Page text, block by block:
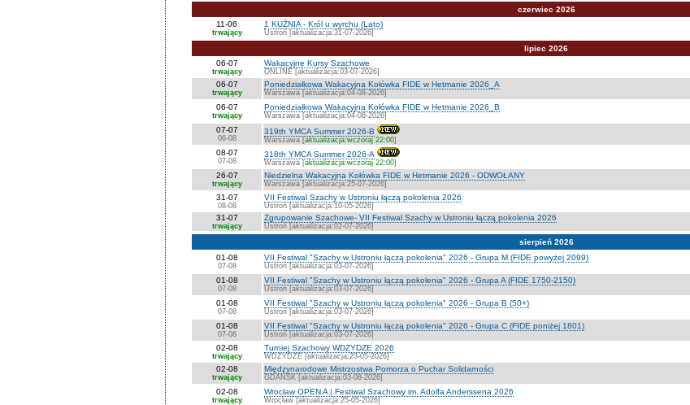
czerwiec 2026
11-06
trwający
1 KUŹNIA - Król u wyrchu (Lato)
Ustroń [aktualizacja:31-07-2026]
lipiec 2026
06-07
trwający
Wakacyjne Kursy Szachowe
ONLINE [aktualizacja:03-07-2026]
06-07
trwający
Poniedziałkowa Wakacyjna Kołówka FIDE w Hetmanie 2026_A
Warszawa [aktualizacja:04-08-2026]
06-07
trwający
Poniedziałkowa Wakacyjna Kołówka FIDE w Hetmanie 2026_B
Warszawa [aktualizacja:04-08-2026]
07-07
06-08
319th YMCA Summer 2026-B
Warszawa [aktualizacja:wczoraj 22:00]
08-07
07-08
318th YMCA Summer 2026-A
Warszawa [aktualizacja:wczoraj 22:00]
26-07
trwający
Niedzielna Wakacyjna Kołówka FIDE w Hetmanie 2026 - ODWOŁANY
Warszawa [aktualizacja:25-07-2026]
31-07
08-08
VII Festiwal Szachy w Ustroniu łączą pokolenia 2026
Ustroń [aktualizacja:10-05-2026]
31-07
trwający
Zgrupowanie Szachowe- VII Festiwal Szachy w Ustroniu łączą pokolenia 2026
Ustroń [aktualizacja:02-07-2026]
sierpień 2026
01-08
07-08
VII Festiwal "Szachy w Ustroniu łączą pokolenia" 2026 - Grupa M (FIDE powyżej 2099)
Ustroń [aktualizacja:03-07-2026]
01-08
07-08
VII Festiwal "Szachy w Ustroniu łączą pokolenia" 2026 - Grupa A (FIDE 1750-2150)
Ustroń [aktualizacja:03-07-2026]
01-08
07-08
VII Festiwal "Szachy w Ustroniu łączą pokolenia" 2026 - Grupa B (50+)
Ustroń [aktualizacja:03-07-2026]
01-08
07-08
VII Festiwal "Szachy w Ustroniu łączą pokolenia" 2026 - Grupa C (FIDE poniżej 1801)
Ustroń [aktualizacja:03-07-2026]
02-08
trwający
Turniej Szachowy WDZYDZE 2026
WDZYDZE [aktualizacja:23-05-2026]
02-08
trwający
Międzynarodowe Mistrzostwa Pomorza o Puchar Solidarności
GDAŃSK [aktualizacja:03-08-2026]
02-08
trwający
Wrocław OPEN A | Festiwal Szachowy im. Adolfa Anderssena 2026
Wrocław [aktualizacja:25-05-2026]